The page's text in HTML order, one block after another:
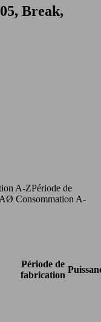
Break,
A-ZPériode de
Ø Consommation A-
Période de
fabrication